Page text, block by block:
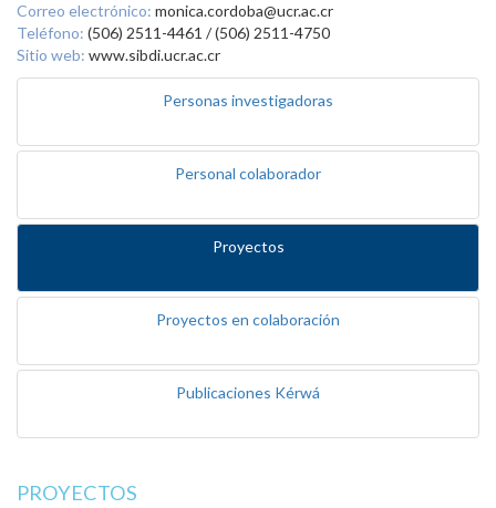
Correo electrónico: monica.cordoba@ucr.ac.cr
Teléfono: (506) 2511-4461 / (506) 2511-4750
Sitio web: www.sibdi.ucr.ac.cr
Personas investigadoras
Personal colaborador
Proyectos
Proyectos en colaboración
Publicaciones Kérwá
PROYECTOS